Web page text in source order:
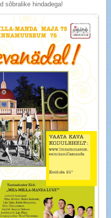
sõbralike hindadega!